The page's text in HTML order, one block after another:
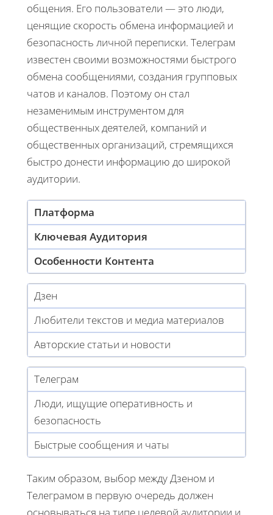
общения. Его пользователи — это люди,
ценящие скорость обмена информацией и
безопасность личной переписки. Телеграм
известен своими возможностями быстрого
обмена сообщениями, создания групповых
чатов и каналов. Поэтому он стал
незаменимым инструментом для
общественных деятелей, компаний и
общественных организаций, стремящихся
быстро донести информацию до широкой
аудитории.
Платформа
Ключевая Аудитория
Особенности Контента
Дзен
Любители текстов и медиа материалов
Авторские статьи и новости
Телеграм
Люди, ищущие оперативность и
безопасность
Быстрые сообщения и чаты
Таким образом, выбор между Дзеном и
Телеграмом в первую очередь должен
основываться на типе целевой аудитории и